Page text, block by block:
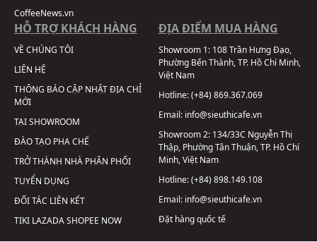
CoffeeNews.vn
HỖ TRỢ KHÁCH HÀNG
VỀ CHÚNG TÔI
LIÊN HỆ
THÔNG BÁO CẬP NHẬT ĐỊA CHỈ
MỚI
TẠI SHOWROOM
ĐÀO TẠO PHA CHẾ
TRỞ THÀNH NHÀ PHÂN PHỐI
TUYỂN DỤNG
ĐỐI TÁC LIÊN KẾT
TIKI LAZADASHOPEE NOW
ĐỊA ĐIỂM MUA HÀNG
Showroom 1: 108 Trần Hưng Đạo,
Phường Bến Thành, TP. Hồ Chí Minh,
Việt Nam
Hotline:(+84) 869.367.069
Email: info@sieuthicafe.vn
Showroom 2: 134/33C Nguyễn Thị
Thập, Phường Tân Thuận, TP. Hồ Chí
Minh, Việt Nam
Hotline:(+84) 898.149.108
Email: info@sieuthicafe.vn
Đặt hàng quốc tế